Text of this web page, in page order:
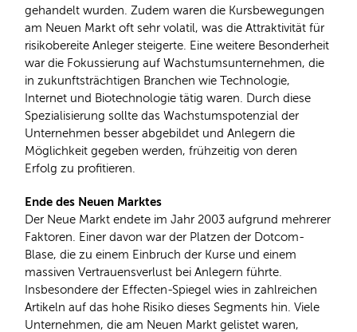
gehandelt wurden. Zudem waren die Kursbewegungen
am Neuen Markt oft sehr volatil, was die Attraktivität für
risikobereite Anleger steigerte. Eine weitere Besonderheit
war die Fokussierung auf Wachstumsunternehmen, die
in zukunftsträchtigen Branchen wie Technologie,
Internet und Biotechnologie tätig waren. Durch diese
Spezialisierung sollte das Wachstumspotenzial der
Unternehmen besser abgebildet und Anlegern die
Möglichkeit gegeben werden, frühzeitig von deren
Erfolg zu profitieren.
Ende des Neuen Marktes
Der Neue Markt endete im Jahr 2003 aufgrund mehrerer
Faktoren. Einer davon war der Platzen der Dotcom-
Blase, die zu einem Einbruch der Kurse und einem
massiven Vertrauensverlust bei Anlegern führte.
Insbesondere der Effecten-Spiegel wies in zahlreichen
Artikeln auf das hohe Risiko dieses Segments hin. Viele
Unternehmen, die am Neuen Markt gelistet waren,